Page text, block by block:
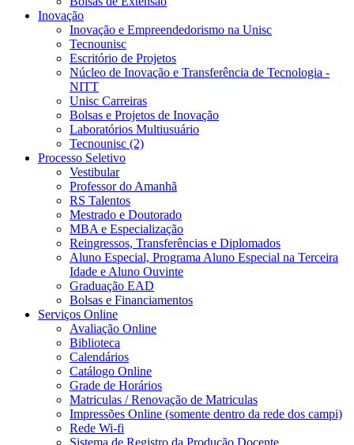
Inovação
Inovação e Empreendedorismo na Unisc
Tecnounisc
Escritório de Projetos
Núcleo de Inovação e Transferência de Tecnologia -
NITT
Unisc Carreiras
Bolsas e Projetos de Inovação
Laboratórios Multiusuário
Tecnounisc (2)
Processo Seletivo
Vestibular
Professor do Amanhã
RS Talentos
Mestrado e Doutorado
MBA e Especialização
Reingressos, Transferências e Diplomados
Aluno Especial, Programa Aluno Especial na Terceira
Idade e Aluno Ouvinte
Graduação EAD
Bolsas e Financiamentos
Serviços Online
Avaliação Online
Biblioteca
Calendários
Catálogo Online
Grade de Horários
Matriculas / Renovação de Matriculas
Impressões Online (somente dentro da rede dos campi)
Rede Wi-fi
Sistema de Registro da Produção Docente